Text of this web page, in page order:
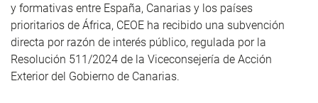
y formativas entre España, Canarias y los países
prioritarios de África, CEOE ha recibido una subvención
directa por razón de interés público, regulada por la
Resolución 511/2024 de la Viceconsejería de Acción
Exterior del Gobierno de Canarias.